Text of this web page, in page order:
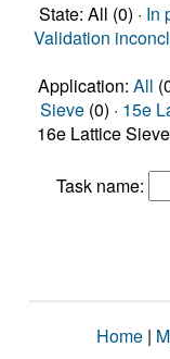
State: All (0) · In
Validation
Application: All
Sieve (0) · 15e
16e Lattice
Task name:
Home |